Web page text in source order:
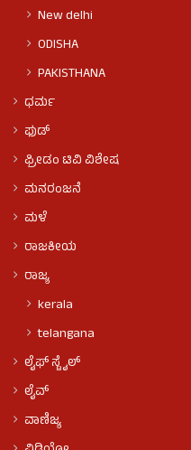
New delhi
ODISHA
PAKISTHANA
ಧರ್ಮ
ಫುಡ್​​
ಫ್ರೀಡಂ ಟಿವಿ ವಿಶೇಷ
ಮನರಂಜನೆ
ಮಳೆ
ರಾಜಕೀಯ
ರಾಜ್ಯ
kerala
telangana
ಲೈಫ್ ಸ್ಟೈಲ್
ಲೈವ್
ವಾಣಿಜ್ಯ